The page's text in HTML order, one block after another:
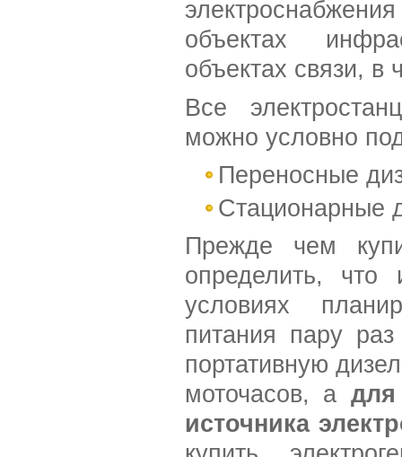
объектах
объектах связи, в
Все
можно условно
Переносные
Стационарные
Прежде чем
определить,
условиях
питания пару
портативную
моточасов, а для
источника